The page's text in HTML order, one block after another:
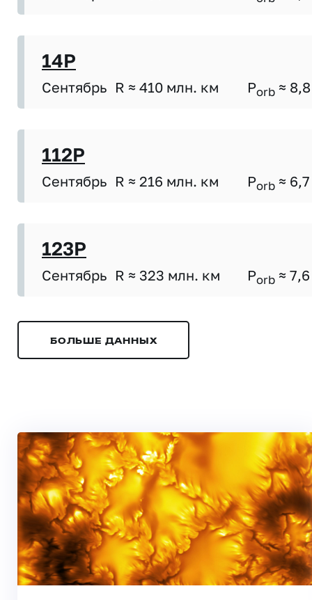
14P
Сентябрь R ≈ 410 млн. км Porb ≈ 8,8
112P
Сентябрь R ≈ 216 млн. км Porb ≈ 6,7
123P
Сентябрь R ≈ 323 млн. км Porb ≈ 7,6
БОЛЬШЕ ДАННЫХ